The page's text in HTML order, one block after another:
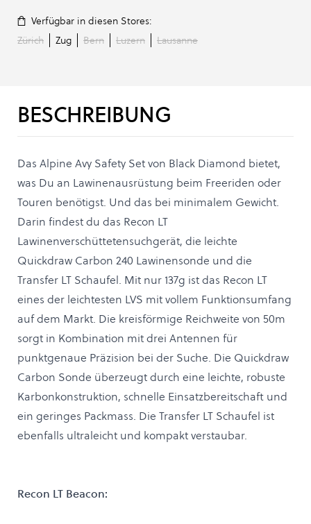
Verfügbar in diesen Stores:
Zürich
Zug Bern Luzern Lausanne
BESCHREIBUNG
Das Alpine Avy Safety Set von Black Diamond bietet,
was Du an Lawinenausrüstung beim Freeriden oder
Touren benötigst. Und das bei minimalem Gewicht.
Darin findest du das Recon LT
Lawinenverschüttetensuchgerät, die leichte
Quickdraw Carbon 240 Lawinensonde und die
Transfer LT Schaufel. Mit nur 137g ist das Recon LT
eines der leichtesten LVS mit vollem Funktionsumfang
auf dem Markt. Die kreisförmige Reichweite von 50m
sorgt in Kombination mit drei Antennen für
punktgenaue Präzision bei der Suche. Die Quickdraw
Carbon Sonde überzeugt durch eine leichte, robuste
Karbonkonstruktion, schnelle Einsatzbereitschaft und
ein geringes Packmass. Die Transfer LT Schaufel ist
ebenfalls ultraleicht und kompakt verstaubar.
Recon LT Beacon: